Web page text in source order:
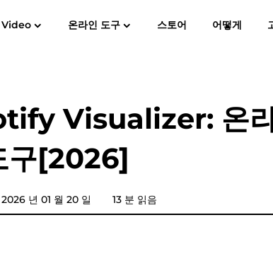
YouTube 음악 변환기
가청 변환기
판도라 음악 변환기
Video 온라인 도구 스토어 어떻게
사용자 가이드 자
Visualizer: 온
구[2026]
년 01 월 20 일 13 분 읽음